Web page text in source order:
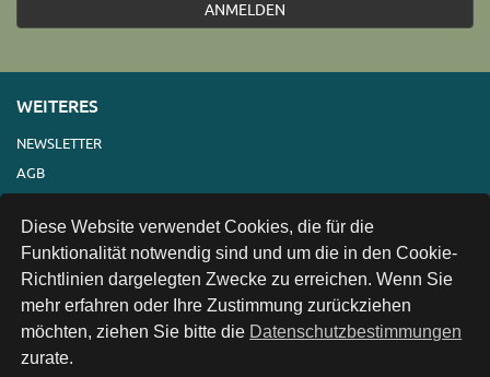
Diese Website verwendet Cookies, die für die
Funktionalität notwendig sind und um die in den Cookie-
Richtlinien dargelegten Zwecke zu erreichen. Wenn Sie
mehr erfahren oder Ihre Zustimmung zurückziehen
möchten, ziehen Sie bitte die Datenschutzbestimmungen
zurate.
ANMELDEN
WEITERES
NEWSLETTER
AGB
VERSAND
KONTAKT
LINKS